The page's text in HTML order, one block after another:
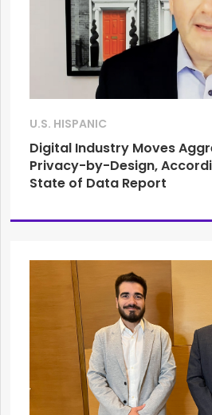
U.S. HISPANIC
Digital Industry Moves
Privacy-by-Design,
State of Data Report